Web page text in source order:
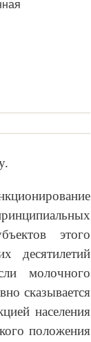
этого
десятилетий
молочного
сказывается
населения
положения